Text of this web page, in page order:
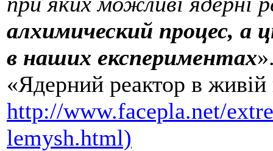
алхимический процес, а
в наших експериментах
«Ядерний реактор в живій
http://www.facepla.net/
lemysh.html)